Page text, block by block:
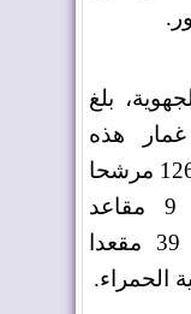
.
بلغ
هذه
الاستحقاقات 14 لائحة تضم 126 مرشحا
ومرشحة، يتنافسون على 9 مقاعد
مخصصة للإقليم من أصل 39 مقعدا
الحمراء.